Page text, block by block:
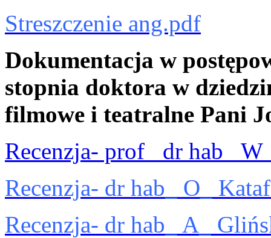
Streszczenie ang.pdf
Dokumentacja w
stopnia doktora w
filmowe i teatralne Pani
Recenzja- prof_ dr hab_
Recenzja- dr hab_ O_
Recenzja- dr hab_ A_